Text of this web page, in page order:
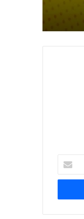
your
Email